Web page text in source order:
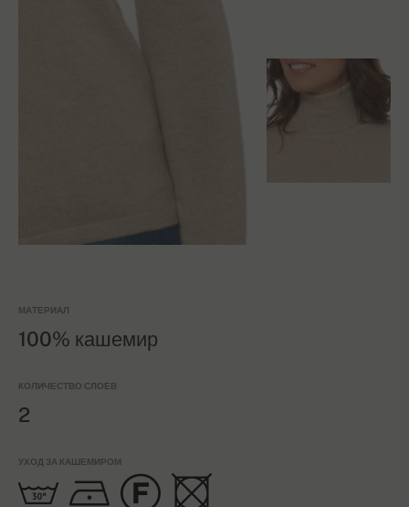
МАТЕРИАЛ
100% кашемир
КОЛИЧЕСТВО СЛОЕВ
2
УХОД ЗА КАШЕМИРОМ